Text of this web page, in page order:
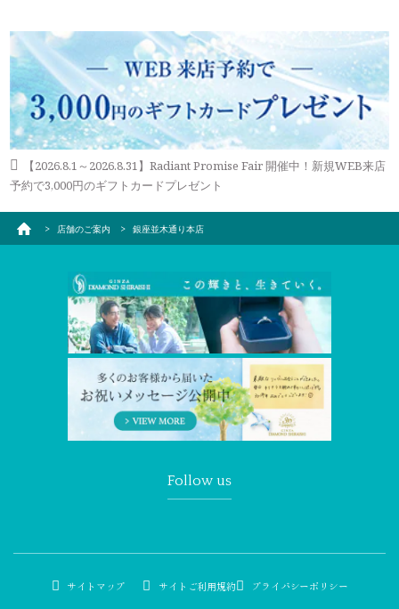
永久保証サービスについて
WEBからのご来店予約はこちら
【2026.8.1～2026.8.31】Radiant Promise Fair 開催中！新規WEB来店
予約で3,000円のギフトカードプレゼント
店舗のご案内 銀座並木通り本店
Follow us
サイトマップ サイトご利用規約 プライバシーポリシー